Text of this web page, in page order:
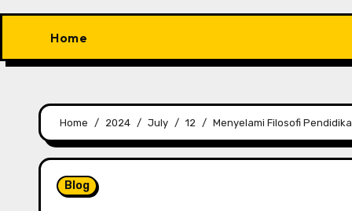
Home
Home 2024 July 12 Menyelami Filosofi
Blog